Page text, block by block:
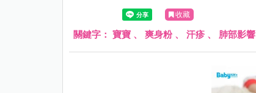
收藏
關鍵字： 寶寶 、 爽身粉、 汗疹 、 肺部影響